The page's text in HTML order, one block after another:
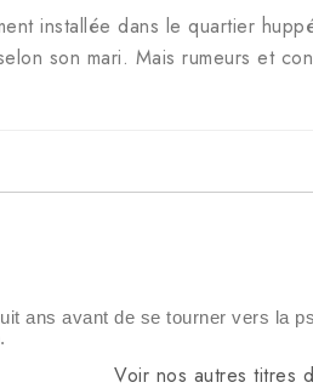
installée dans le quartier
son mari. Mais rumeurs et
ans avant de se tourner vers la
Voir nos autres titres